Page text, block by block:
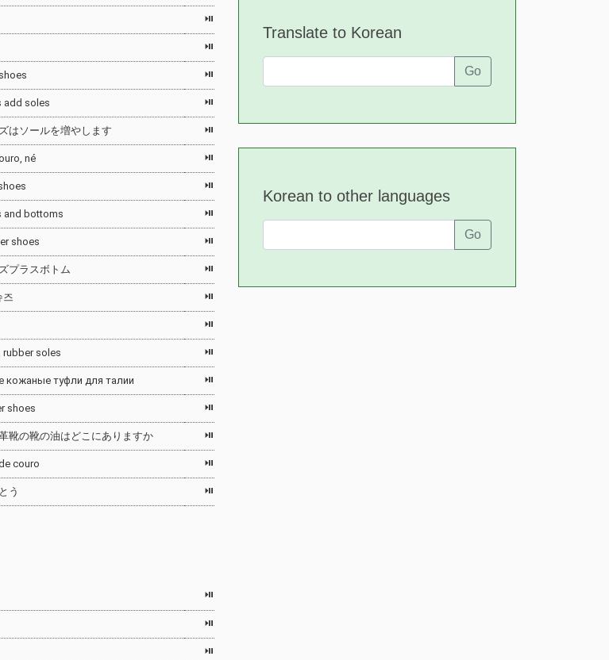
⏯
⏯
⏯
soles ⏯
ソールを増やします ⏯
né ⏯
⏯
bottoms ⏯
shoes ⏯
プラスボトム ⏯
⏯
⏯
soles ⏯
туфли для талии ⏯
shoes ⏯
の靴の油はどこにありますか ⏯
couro ⏯
う ⏯
⏯
⏯
⏯
Translate to Korean
Go
Korean to other languages
Go